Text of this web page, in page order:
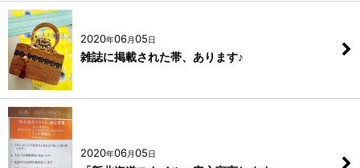
2020年06月05日
雑誌に掲載された帯、あります♪
2020年06月05日